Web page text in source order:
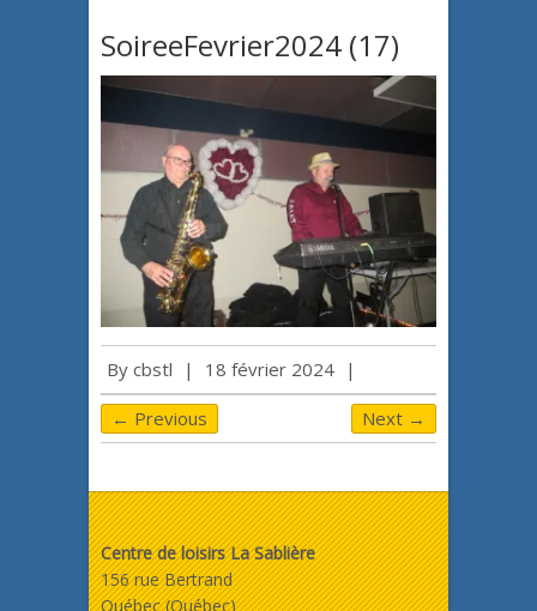
SoireeFevrier2024 (17)
By cbstl | 18 février 2024 |
← Previous Next →
Centre de loisirs La Sablière
156 rue Bertrand
Québec (Québec)